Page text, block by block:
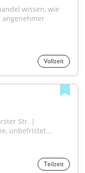
wissen, wie
angenehmer
Vollzeit
Str. |
unbefristet...
Teilzeit